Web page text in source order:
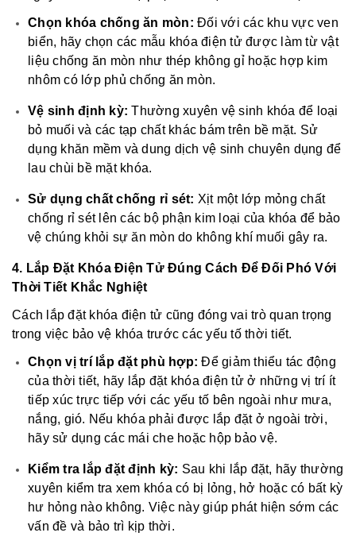
Chọn khóa chống ăn mòn: Đối với các khu vực ven
biển, hãy chọn các mẫu khóa điện tử được làm từ vật
liệu chống ăn mòn như thép không gỉ hoặc hợp kim
nhôm có lớp phủ chống ăn mòn.
Vệ sinh định kỳ: Thường xuyên vệ sinh khóa để loại
bỏ muối và các tạp chất khác bám trên bề mặt. Sử
dụng khăn mềm và dung dịch vệ sinh chuyên dụng để
lau chùi bề mặt khóa.
Sử dụng chất chống rỉ sét: Xịt một lớp mỏng chất
chống rỉ sét lên các bộ phận kim loại của khóa để bảo
vệ chúng khỏi sự ăn mòn do không khí muối gây ra.
4. Lắp Đặt Khóa Điện Tử Đúng Cách Để Đối Phó Với
Thời Tiết Khắc Nghiệt
Cách lắp đặt khóa điện tử cũng đóng vai trò quan trọng
trong việc bảo vệ khóa trước các yếu tố thời tiết.
Chọn vị trí lắp đặt phù hợp: Để giảm thiểu tác động
của thời tiết, hãy lắp đặt khóa điện tử ở những vị trí ít
tiếp xúc trực tiếp với các yếu tố bên ngoài như mưa,
nắng, gió. Nếu khóa phải được lắp đặt ở ngoài trời,
hãy sử dụng các mái che hoặc hộp bảo vệ.
Kiểm tra lắp đặt định kỳ: Sau khi lắp đặt, hãy thường
xuyên kiểm tra xem khóa có bị lỏng, hở hoặc có bất kỳ
hư hỏng nào không. Việc này giúp phát hiện sớm các
vấn đề và bảo trì kịp thời.